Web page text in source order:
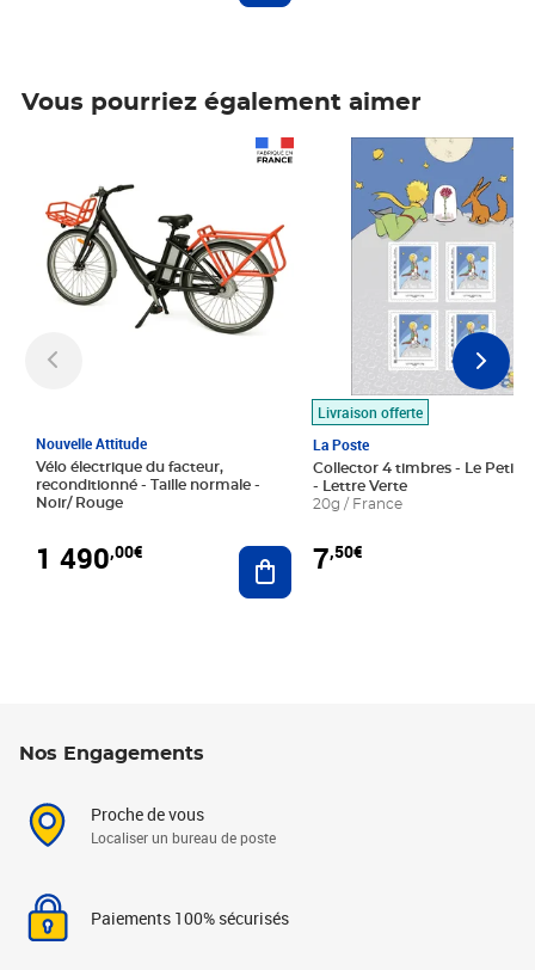
Vous pourriez également aimer
Nouvelle Attitude
Vélo électrique du facteur,
reconditionné - Taille normale -
Noir/ Rouge
1 490,00€ Ajouter au panier
Livraison offerte
La Poste
Collector 4 timbres - Le Petit
- Lettre Verte
20g / France
7,50€
Prix 7,50€
Nos Engagements
Proche de vous
Localiser un bureau de poste
Paiements 100% sécurisés